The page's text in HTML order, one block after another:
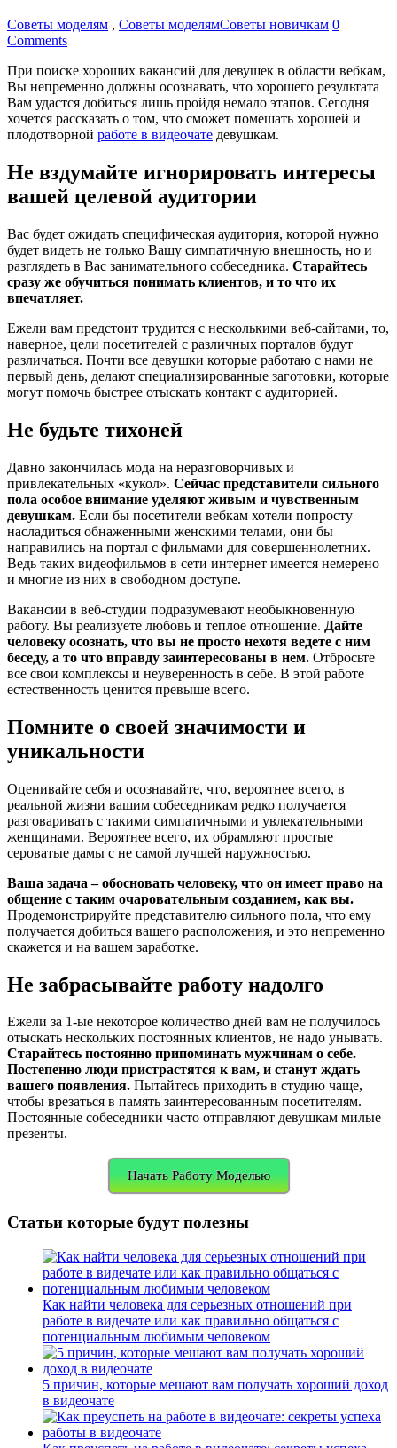
Советы моделям , Советы моделямСоветы новичкам 0
Comments
При поиске хороших вакансий для девушек в области вебкам,
Вы непременно должны осознавать, что хорошего результата
Вам удастся добиться лишь пройдя немало этапов. Сегодня
хочется рассказать о том, что сможет помешать хорошей и
плодотворной работе в видеочате девушкам.
Не вздумайте игнорировать интересы
вашей целевой аудитории
Вас будет ожидать специфическая аудитория, которой нужно
будет видеть не только Вашу симпатичную внешность, но и
разглядеть в Вас занимательного собеседника. Старайтесь
сразу же обучиться понимать клиентов, и то что их
впечатляет.
Ежели вам предстоит трудится с несколькими веб-сайтами, то,
наверное, цели посетителей с различных порталов будут
различаться. Почти все девушки которые работаю с нами не
первый день, делают специализированные заготовки, которые
могут помочь быстрее отыскать контакт с аудиторией.
Не будьте тихоней
Давно закончилась мода на неразговорчивых и
привлекательных «кукол». Сейчас представители сильного
пола особое внимание уделяют живым и чувственным
девушкам. Если бы посетители вебкам хотели попросту
насладиться обнаженными женскими телами, они бы
направились на портал с фильмами для совершеннолетних.
Ведь таких видеофильмов в сети интернет имеется немерено
и многие из них в свободном доступе.
Вакансии в веб-студии подразумевают необыкновенную
работу. Вы реализуете любовь и теплое отношение. Дайте
человеку осознать, что вы не просто нехотя ведете с ним
беседу, а то что вправду заинтересованы в нем. Отбросьте
все свои комплексы и неуверенность в себе. В этой работе
естественность ценится превыше всего.
Помните о своей значимости и
уникальности
Оценивайте себя и осознавайте, что, вероятнее всего, в
реальной жизни вашим собеседникам редко получается
разговаривать с такими симпатичными и увлекательными
женщинами. Вероятнее всего, их обрамляют простые
сероватые дамы с не самой лучшей наружностью.
Ваша задача – обосновать человеку, что он имеет право на
общение с таким очаровательным созданием, как вы.
Продемонстрируйте представителю сильного пола, что ему
получается добиться вашего расположения, и это непременно
скажется и на вашем заработке.
Не забрасывайте работу надолго
Ежели за 1-ые некоторое количество дней вам не получилось
отыскать нескольких постоянных клиентов, не надо унывать.
Старайтесь постоянно припоминать мужчинам о себе.
Постепенно люди пристрастятся к вам, и станут ждать
вашего появления. Пытайтесь приходить в студию чаще,
чтобы врезаться в память заинтересованным посетителям.
Постоянные собеседники часто отправляют девушкам милые
презенты.
Начать Работу Моделью
Статьи которые будут полезны
Как найти человека для серьезных отношений при
работе в видечате или как правильно общаться с
потенциальным любимым человеком
5 причин, которые мешают вам получать хороший доход
в видеочате